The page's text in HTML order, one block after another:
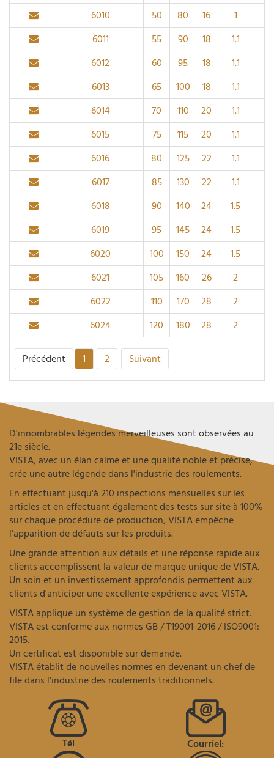
6010
50 80 16
1
6011
55 90 18 1.1
6012
60 95 18 1.1
6013
65 100 18 1.1
6014
70 110 20
1.1
6015
75 115 20
1.1
6016
80 125 22 1.1
6017
85 130 22 1.1
6018
90 140 24
1.5
6019
95 145 24 1.5
6020
100 150 24
1.5
6021
105 160 26
2
6022
110 170 28
2
6024
120 180 28 2
Précédent 1 2 Suivant
D'innombrables légendes merveilleuses sont observées au
21e siècle.
VISTA, avec un élan calme et une qualité noble et précise,
crée une autre légende dans l'industrie des roulements.
En effectuant jusqu'à 210 inspections mensuelles sur les
articles et en effectuant également des tests sur site à 100%
sur chaque procédure de production, VISTA empêche
l'apparition de défauts sur les produits.
Une grande attention aux détails et une réponse rapide aux
clients accomplissent la valeur de marque unique de VISTA.
Un soin et un investissement approfondis permettent aux
clients d'anticiper une excellente expérience avec VISTA.
VISTA applique un système de gestion de la qualité strict.
VISTA est conforme aux normes GB / T19001-2016 / ISO9001:
2015.
Un certificat est disponible sur demande.
VISTA établit de nouvelles normes en devenant un chef de
file dans l'industrie des roulements traditionnels.
Tél Courriel: